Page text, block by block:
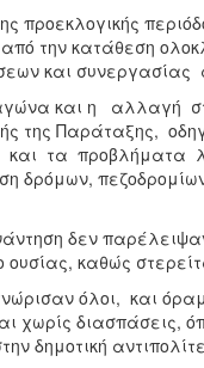
προεκλογικής
από την κατάθεση
και συνεργασίας
και η αλλαγή
της Παράταξης,
τα προβλήματα
δρόμων,
δεν
καθώς
όλοι, και
χωρίς διασπάσεις,
δημοτική